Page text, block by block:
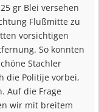
gr Blei versehen
Flußmitte zu
vorsichtigen
So konnten
Stachler
die Politije vorbei,
Auf die Frage
wir mit breitem